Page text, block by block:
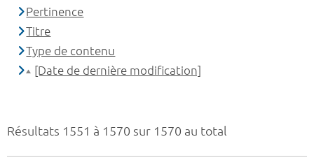
Résultats 1551 à 1570 sur 1570 au total
Pertinence
Titre
Type de contenu
[Date de dernière modification]